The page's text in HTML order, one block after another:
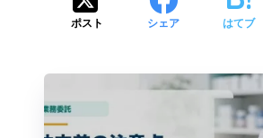
ポスト シェア はてブ